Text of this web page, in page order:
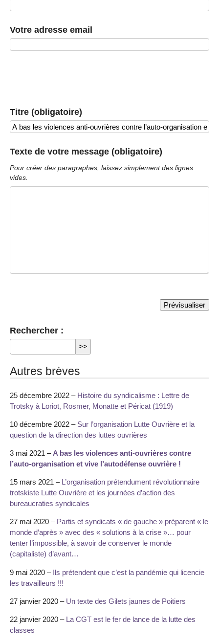
Votre adresse email
Titre (obligatoire)
Texte de votre message (obligatoire)
Pour créer des paragraphes, laissez simplement des lignes
vides.
Rechercher :
Autres brèves
25 décembre 2022 – Histoire du syndicalisme : Lettre de
Trotsky à Loriot, Rosmer, Monatte et Péricat (1919)
10 décembre 2022 – Sur l’organisation Lutte Ouvrière et la
question de la direction des luttes ouvrières
3 mai 2021 – A bas les violences anti-ouvrières contre
l’auto-organisation et vive l’autodéfense ouvrière !
15 mars 2021 – L’organisation prétendument révolutionnaire
trotskiste Lutte Ouvrière et les journées d’action des
bureaucraties syndicales
27 mai 2020 – Partis et syndicats « de gauche » préparent « le
monde d’après » avec des « solutions à la crise »… pour
tenter l’impossible, à savoir de conserver le monde
(capitaliste) d’avant…
9 mai 2020 – Ils prétendent que c’est la pandémie qui licencie
les travailleurs !!!
27 janvier 2020 – Un texte des Gilets jaunes de Poitiers
22 janvier 2020 – La CGT est le fer de lance de la lutte des
classes